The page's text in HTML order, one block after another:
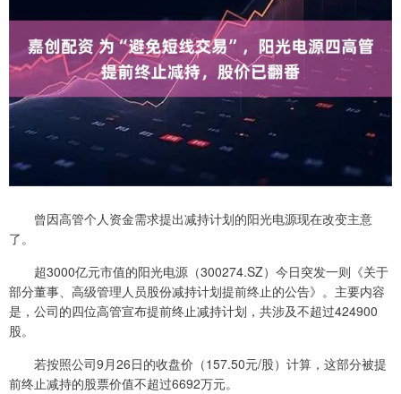
曾因高管个人资金需求提出减持计划的阳光电源现在改变主意
了。
超3000亿元市值的阳光电源（300274.SZ）今日突发一则《关于
部分董事、高级管理人员股份减持计划提前终止的公告》。主要内容
是，公司的四位高管宣布提前终止减持计划，共涉及不超过424900
股。
若按照公司9月26日的收盘价（157.50元/股）计算，这部分被提
前终止减持的股票价值不超过6692万元。